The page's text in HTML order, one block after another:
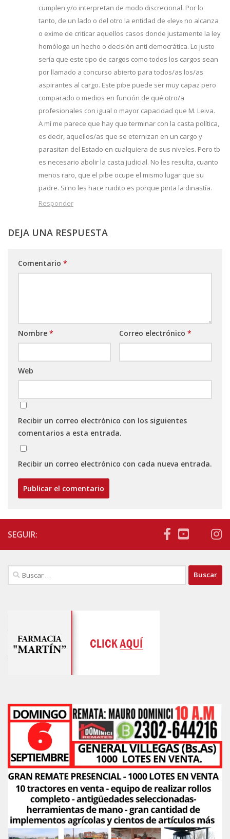
cumplen y/o interpretan de modo discrecional. Por lo
tanto, de un lado o del otro la entidad de «ley» no alcanza
o exime de criticar aquellos casos donde justamente la ley
homóloga un hecho o decisión anti democrática. Lo justo
sería que este tipo de cargos como todos los cargos sean
por llamado a concurso abierto para todos/as los/as
aspirantes al cargo. Este pibe puede ser muy capaz pero
comparado o medios en función de qué otro/a
profesionales con igual o mayor capacidad que M. Leiva.
A mí me parece que hay que terminar con la casta política,
es decir, aquellos/as que se eternizan en un cargo y
parasitan del Estado en cualquiera de sus niveles. Pero tb
es necesario abolir la casta judicial. No les resulta, cuanto
menos raro, que el pibe ocupe el mismo lugar que su
padre. Si no les hace ruidito es porque pinta la dinastía.
Responder
DEJA UNA RESPUESTA
Comentario *
Nombre * Correo electrónico *
Web
Recibir un correo electrónico con los siguientes
comentarios a esta entrada.
Recibir un correo electrónico con cada nueva entrada.
SEGUIR:
Buscar: